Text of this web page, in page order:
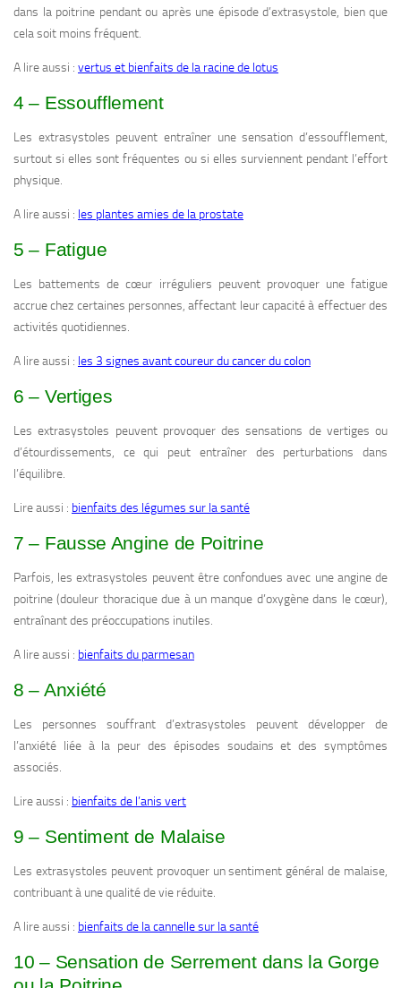
dans la poitrine pendant ou après une épisode d’extrasystole, bien que
cela soit moins fréquent.
A lire aussi : vertus et bienfaits de la racine de lotus
4 – Essoufflement
Les extrasystoles peuvent entraîner une sensation d’essoufflement,
surtout si elles sont fréquentes ou si elles surviennent pendant l’effort
physique.
A lire aussi : les plantes amies de la prostate
5 – Fatigue
Les battements de cœur irréguliers peuvent provoquer une fatigue
accrue chez certaines personnes, affectant leur capacité à effectuer des
activités quotidiennes.
A lire aussi : les 3 signes avant coureur du cancer du colon
6 – Vertiges
Les extrasystoles peuvent provoquer des sensations de vertiges ou
d’étourdissements, ce qui peut entraîner des perturbations dans
l’équilibre.
Lire aussi : bienfaits des légumes sur la santé
7 – Fausse Angine de Poitrine
Parfois, les extrasystoles peuvent être confondues avec une angine de
poitrine (douleur thoracique due à un manque d’oxygène dans le cœur),
entraînant des préoccupations inutiles.
A lire aussi : bienfaits du parmesan
8 – Anxiété
Les personnes souffrant d’extrasystoles peuvent développer de
l’anxiété liée à la peur des épisodes soudains et des symptômes
associés.
Lire aussi : bienfaits de l’anis vert
9 – Sentiment de Malaise
Les extrasystoles peuvent provoquer un sentiment général de malaise,
contribuant à une qualité de vie réduite.
A lire aussi : bienfaits de la cannelle sur la santé
10 – Sensation de Serrement dans la Gorge